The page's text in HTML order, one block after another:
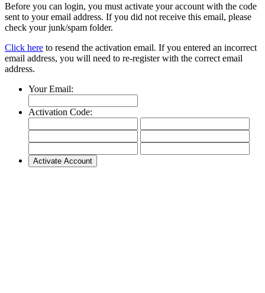
Before you can login, you must activate your account with the code
sent to your email address. If you did not receive this email, please
check your junk/spam folder.
Click here to resend the activation email. If you entered an incorrect
email address, you will need to re-register with the correct email
address.
Your Email:
Activation Code: